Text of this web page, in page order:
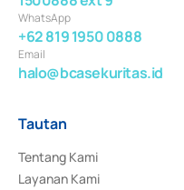
WhatsApp
+62 819 1950 0888
Email
halo@bcasekuritas.id
Tautan
Tentang Kami
Layanan Kami